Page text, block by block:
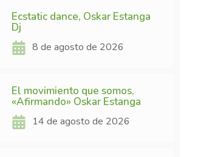
Ecstatic dance, Oskar Estanga
Dj
8 de agosto de 2026
El movimiento que somos,
«Afirmando» Oskar Estanga
14 de agosto de 2026